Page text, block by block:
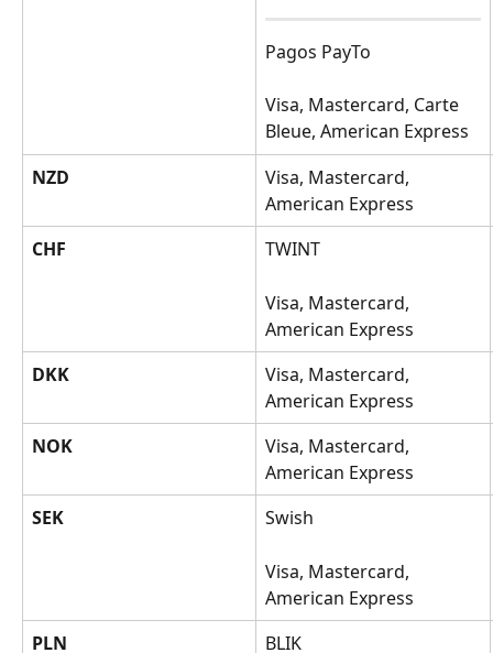
Pagos PayTo
Visa, Mastercard, Carte
Bleue, American Express
NZD
Visa, Mastercard,
American Express
CHF
TWINT
Visa, Mastercard,
American Express
DKK
Visa, Mastercard,
American Express
NOK
Visa, Mastercard,
American Express
SEK
Swish
Visa, Mastercard,
American Express
PLN
BLIK